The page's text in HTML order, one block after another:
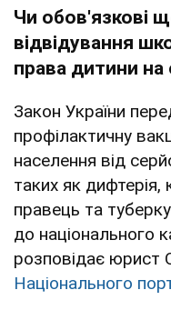
Чи обов'язкові
відвідування
права дитини на
Закон України
профілактичну
населення від
таких як дифтерія,
правець та
до національного
розповідає юрист
Національного